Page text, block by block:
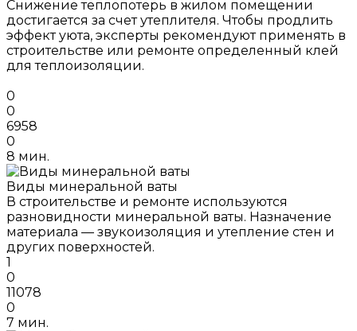
Снижение теплопотерь в жилом помещении
достигается за счет утеплителя. Чтобы продлить
эффект уюта, эксперты рекомендуют применять в
строительстве или ремонте определенный клей
для теплоизоляции.
0
0
6958
0
8 мин.
Виды минеральной ваты
В строительстве и ремонте используются
разновидности минеральной ваты. Назначение
материала — звукоизоляция и утепление стен и
других поверхностей.
1
0
11078
0
7 мин.